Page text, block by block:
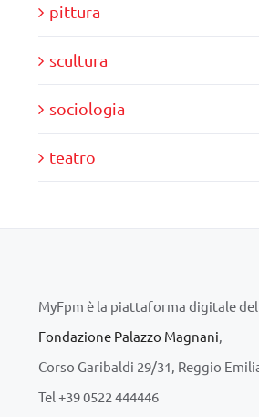
pittura
scultura
sociologia
teatro
MyFpm è la piattaforma digitale
Fondazione Palazzo Magnani
Corso Garibaldi 29/31, Reggio
Tel +39 0522 444446